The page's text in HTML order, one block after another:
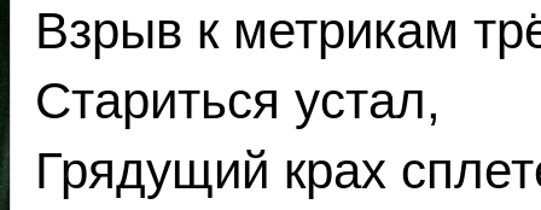
Взрыв к метрикам
Стариться устал,
Грядущий крах